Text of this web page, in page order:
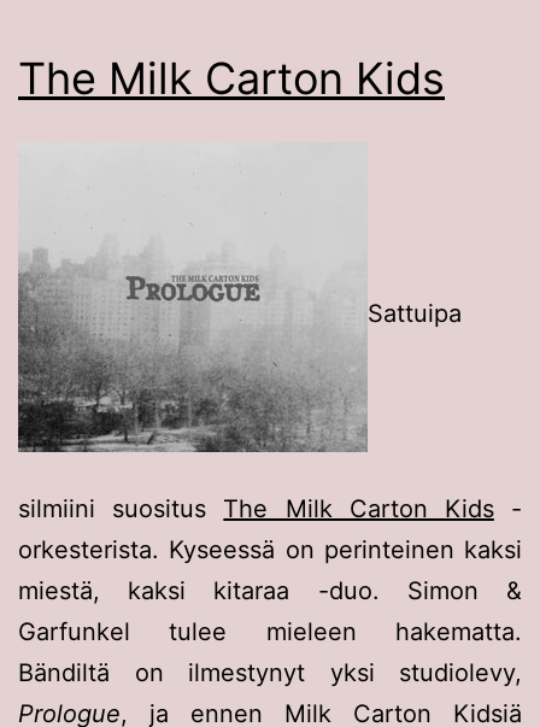
The Milk Carton Kids
Sattuipa
silmiini suositus The Milk Carton Kids-
orkesterista. Kyseessä on perinteinen kaksi
miestä, kaksi kitaraa -duo. Simon &
Garfunkel tulee mieleen hakematta.
Bändiltä on ilmestynyt yksi studiolevy,
Prologue, ja ennen Milk Carton Kidsiä